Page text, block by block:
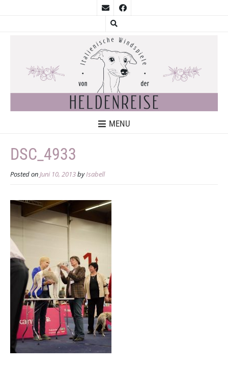
MENU
DSC_4933
Posted onJuni 10, 2013byIsabell